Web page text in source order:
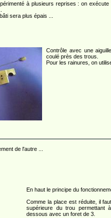
à plusieurs reprises : on
sera plus épais ...
Contrôle avec une
coulé près des trous.
Pour les rainures, on
de l'autre ...
En haut le principe du
Comme la place est réduite, il
supérieure du trou permettant
dessous avec un foret de 3.